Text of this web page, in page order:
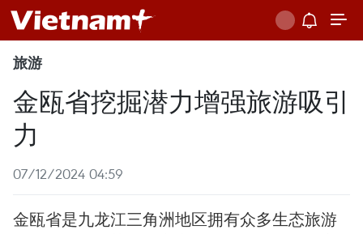
旅游
金瓯省挖掘潜力增强旅游吸引
力
07/12/2024 04:59
金瓯省是九龙江三角洲地区拥有众多生态旅游